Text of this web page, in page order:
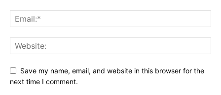
Save my name, email, and website in this browser for the
next time I comment.